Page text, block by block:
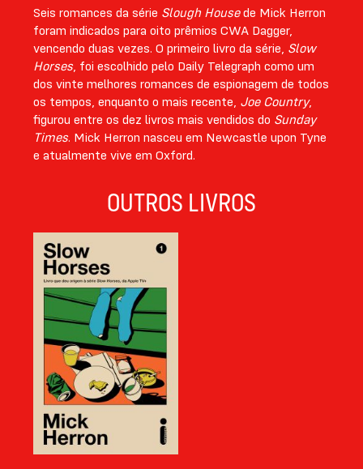
Seis romances da série Slough Housede Mick Herron
foram indicados para oito prêmios CWA Dagger,
vencendo duas vezes. O primeiro livro da série, Slow
Horses, foi escolhido pelo Daily Telegraph como um
dos vinte melhores romances de espionagem de todos
os tempos, enquanto o mais recente, Joe Country,
figurou entre os dez livros mais vendidos do Sunday
Times. Mick Herron nasceu em Newcastle upon Tyne
e atualmente vive em Oxford.
OUTROS LIVROS